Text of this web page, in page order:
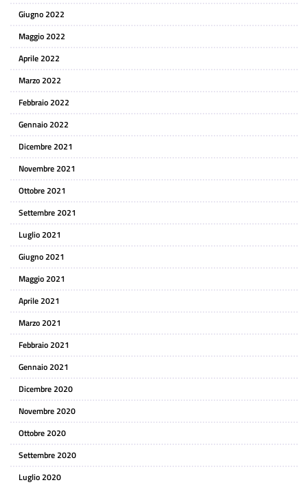
Giugno 2022
Maggio 2022
Aprile 2022
Marzo 2022
Febbraio 2022
Gennaio 2022
Dicembre 2021
Novembre 2021
Ottobre 2021
Settembre 2021
Luglio 2021
Giugno 2021
Maggio 2021
Aprile 2021
Marzo 2021
Febbraio 2021
Gennaio 2021
Dicembre 2020
Novembre 2020
Ottobre 2020
Settembre 2020
Luglio 2020